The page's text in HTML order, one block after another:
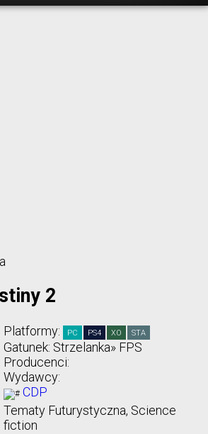
2
Platformy: PC PS4 XO STA
Gatunek: Strzelanka» FPS
Producenci:
Wydawcy:
CDP
Tematy Futurystyczna, Science
fiction